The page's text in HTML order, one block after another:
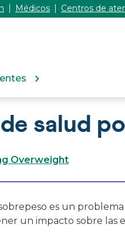
Médicos Centros de
salud
Overweight
es un
un impacto sobre las